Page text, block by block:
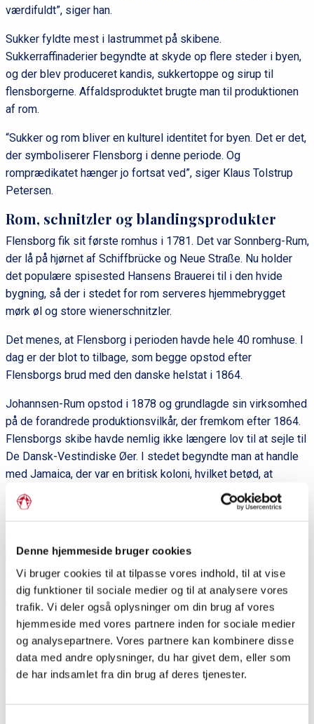
Denne hjemmeside bruger cookies
Vi bruger cookies til at tilpasse vores indhold, til at vise
dig funktioner til sociale medier og til at analysere vores
trafik. Vi deler også oplysninger om din brug af vores
hjemmeside med vores partnere inden for sociale medier
og analysepartnere. Vores partnere kan kombinere disse
data med andre oplysninger, du har givet dem, eller som
de har indsamlet fra din brug af deres tjenester.
værdifuldt”, siger han.
Sukker fyldte mest i lastrummet på skibene.
Sukkerraffinaderier begyndte at skyde op flere steder i byen,
og der blev produceret kandis, sukkertoppe og sirup til
flensborgerne. Affaldsproduktet brugte man til produktionen
af rom.
“Sukker og rom bliver en kulturel identitet for byen. Det er det,
der symboliserer Flensborg i denne periode. Og
romprædikatet hænger jo fortsat ved”, siger Klaus Tolstrup
Petersen.
Rom, schnitzler og blandingsprodukter
Flensborg fik sit første romhus i 1781. Det var Sonnberg-Rum,
der lå på hjørnet af Schiffbrücke og Neue Straße. Nu holder
det populære spisested Hansens Brauerei til i den hvide
bygning, så der i stedet for rom serveres hjemmebrygget
mørk øl og store wienerschnitzler.
Det menes, at Flensborg i perioden havde hele 40 romhuse. I
dag er der blot to tilbage, som begge opstod efter
Flensborgs brud med den danske helstat i 1864.
Johannsen-Rum opstod i 1878 og grundlagde sin virksomhed
på de forandrede produktionsvilkår, der fremkom efter 1864.
Flensborgs skibe havde nemlig ikke længere lov til at sejle til
De Dansk-Vestindiske Øer. I stedet begyndte man at handle
med Jamaica, der var en britisk koloni, hvilket betød, at
sukkerprisen var højere.
produktionsomkostningerne. Den rene rom blev erstattet af
en såkaldt ‘versnitt’ – en blanding af rom, vand og sprit. Og
det er, hvad romhusene særligt kendes for i dag”, siger Klaus
Tolstrup Petersen.
Johannsen-Rum har til huse i bygning nummer seks på den
stejle Marienstraße og tilbyder rundvisninger i det gamle
romhus i sommerhalvåret.